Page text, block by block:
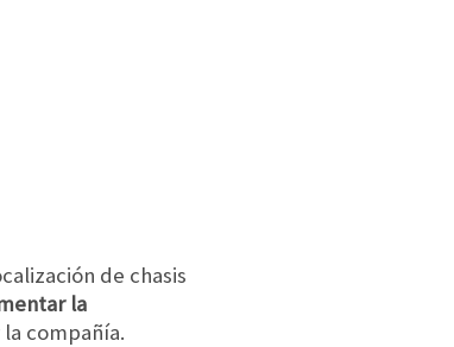
de chasis
la
compañía.